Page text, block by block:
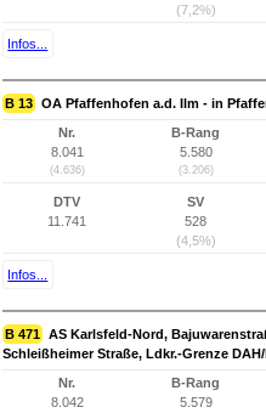
(7,2%)
Infos...
B 13 OA Pfaffenhofen a.d. Ilm - in
Nr.
8.041
(4.636)
B-Rang
5.580
(3.206)
DTV
11.741
SV
528
(4,5%)
Infos...
B 471 AS Karlsfeld-Nord,
Schleißheimer Straße, Ldkr.-Grenze
Nr.
8.042
B-Rang
5.579